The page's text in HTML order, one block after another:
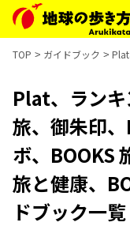
TOP ガイドブック
Plat、ラン
旅、御朱印
ボ、BOOKS
旅と健康、
ドブック一覧